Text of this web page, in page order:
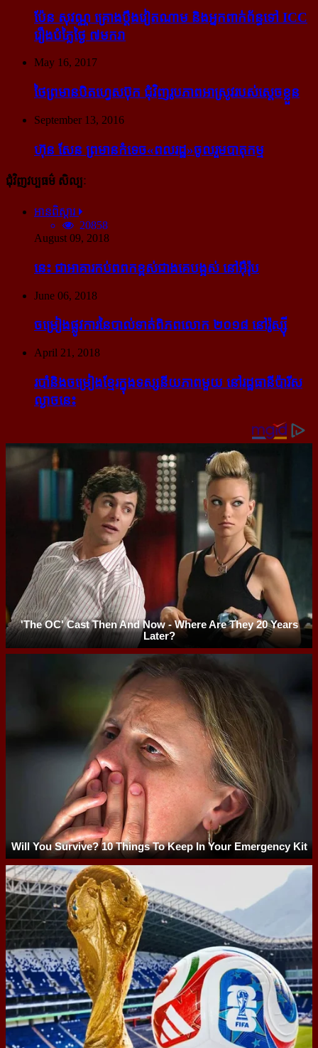
ប៉ែន សុវណ្ណ គ្រោង​ប្តឹង​វៀតណាម និង​អ្នក​ពាក់​ព័ន្ធ​ទៅ ICC
រឿង​បំភ្លៃ​ថ្ងៃ ៧​មករា
May 16, 2017
ថៃ​ព្រមាន​បិត​ហ្វេសប៊ុក ជុំ​វិញ​រូបភាព​អាស្រូវ​របស់​ស្ដេច​ខ្លួន
September 13, 2016
ហ៊ុន សែន ព្រមាន​កំទេច​«ពលរដ្ឋ»​ចូលរួម​បាតុកម្ម
ជុំវិញវប្បធម៌ សិល្បៈ
អានពិស្ដារ
20858
August 09, 2018
នេះ ជា​អាគារ​កប់​ពពក​ខ្ពស់​ជាង​គេ​បង្អស់ នៅ​អ៊ឺរ៉ុប
June 06, 2018
ចម្រៀង​ផ្លូវការ​នៃ​បាល់ទាត់​ពិភពលោក ២០១៨ នៅ​រ៉ូស្ស៊ី
April 21, 2018
របាំ​និង​ចម្រៀង​ខ្មែរ​ក្នុង​ទស្សនីយភាព​មួយ នៅ​រដ្ឋធានី​ប៉ារីស​
ល្ងាច​នេះ